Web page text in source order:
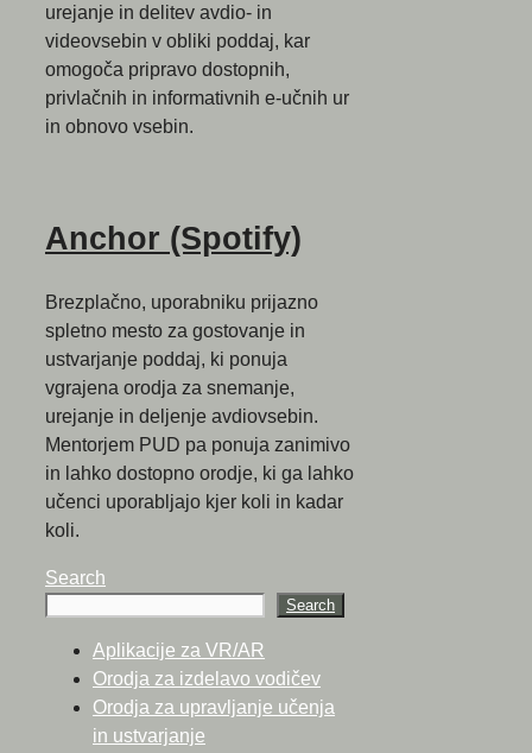
urejanje in delitev avdio- in
videovsebin v obliki poddaj, kar
omogoča pripravo dostopnih,
privlačnih in informativnih e-učnih ur
in obnovo vsebin.
Anchor (Spotify)
Brezplačno, uporabniku prijazno
spletno mesto za gostovanje in
ustvarjanje poddaj, ki ponuja
vgrajena orodja za snemanje,
urejanje in deljenje avdiovsebin.
Mentorjem PUD pa ponuja zanimivo
in lahko dostopno orodje, ki ga lahko
učenci uporabljajo kjer koli in kadar
koli.
Search
Search
Aplikacije za VR/AR
Orodja za izdelavo vodičev
Orodja za upravljanje učenja
in ustvarjanje